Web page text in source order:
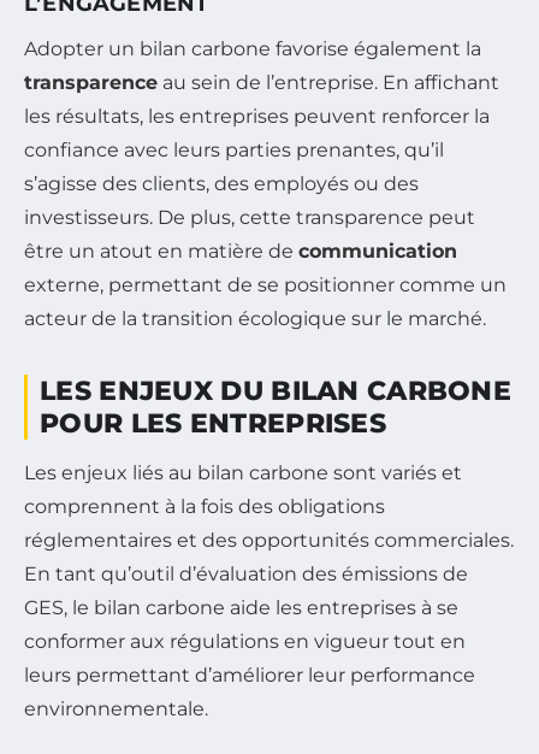
Adopter un bilan carbone favorise également la
transparence au sein de l’entreprise. En affichant
les résultats, les entreprises peuvent renforcer la
confiance avec leurs parties prenantes, qu’il
s’agisse des clients, des employés ou des
investisseurs. De plus, cette transparence peut
être un atout en matière de communication
externe, permettant de se positionner comme un
acteur de la transition écologique sur le marché.
LES ENJEUX DU BILAN CARBONE
POUR LES ENTREPRISES
Les enjeux liés au bilan carbone sont variés et
comprennent à la fois des obligations
réglementaires et des opportunités commerciales.
En tant qu’outil d’évaluation des émissions de
GES, le bilan carbone aide les entreprises à se
conformer aux régulations en vigueur tout en
leurs permettant d’améliorer leur performance
environnementale.